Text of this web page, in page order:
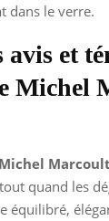
dans le verre.
avis et
Michel
quand les
équilibré,